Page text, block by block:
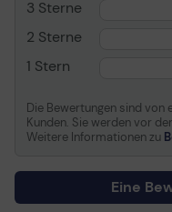
Ergiebigkeit
Informationen zur
Allgemein
3 Sterne
2 Sterne
1 Stern
Die Bewertungen sind von
Kunden. Sie werden vor
Weitere Informationen zu
Eine